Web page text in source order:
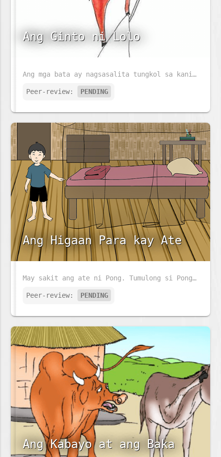
Ang Ginto ni Lolo
Ang mga bata ay nagsasalita tungkol sa kanilang mga lolo. Maaaring magtayo ng skyscraper ang lolo ni Giraffe. Ang lolo ng elepante ay maaaring magluto ng isang malaking piging. Ngunit sinong lolo ang magbibigay ng pinakamalaking sorpresa sa mga bata?
Peer-review: PENDING
Ang Higaan Para kay Ate
May sakit ang ate ni Pong. Tumulong si Pong sa kaniyang ina upang ihanda ang higaan ng kaniyang ate.
Peer-review: PENDING
Ang Kabayo at ang Baka